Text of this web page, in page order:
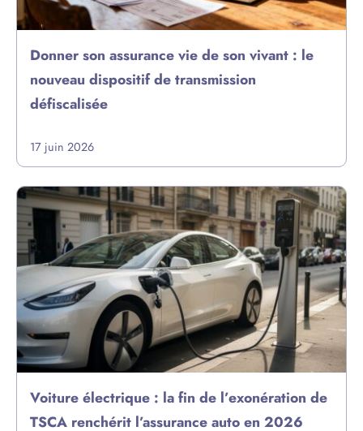
Donner son assurance vie de son vivant : le
nouveau dispositif de transmission
défiscalisée
17 juin 2026
Voiture électrique : la fin de l’exonération de
TSCA renchérit l’assurance auto en 2026